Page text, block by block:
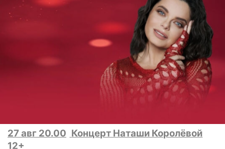
27 авг 20.00 Концерт Наташи Королёвой
12+